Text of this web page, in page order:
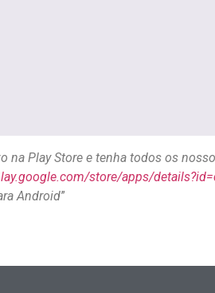
na Play Store e tenha todos os
store/apps/
Android”